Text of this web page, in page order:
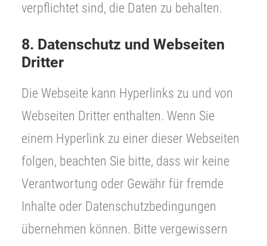
verpflichtet sind, die Daten zu behalten.
8. Datenschutz und Webseiten
Dritter
Die Webseite kann Hyperlinks zu und von
Webseiten Dritter enthalten. Wenn Sie
einem Hyperlink zu einer dieser Webseiten
folgen, beachten Sie bitte, dass wir keine
Verantwortung oder Gewähr für fremde
Inhalte oder Datenschutzbedingungen
übernehmen können. Bitte vergewissern